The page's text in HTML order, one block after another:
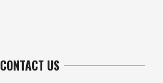
CONTACT US